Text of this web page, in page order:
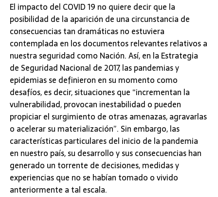
El impacto del COVID 19 no quiere decir que la
posibilidad de la aparición de una circunstancia de
consecuencias tan dramáticas no estuviera
contemplada en los documentos relevantes relativos a
nuestra seguridad como Nación. Así, en la Estrategia
de Seguridad Nacional de 2017, las pandemias y
epidemias se definieron en su momento como
desafíos, es decir, situaciones que “incrementan la
vulnerabilidad, provocan inestabilidad o pueden
propiciar el surgimiento de otras amenazas, agravarlas
o acelerar su materialización”. Sin embargo, las
características particulares del inicio de la pandemia
en nuestro país, su desarrollo y sus consecuencias han
generado un torrente de decisiones, medidas y
experiencias que no se habían tomado o vivido
anteriormente a tal escala.